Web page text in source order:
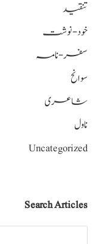
تنقید
خود-نوشت
سفر-نامہ
سوانح
شاعری
ناول
Uncategorized
Search Articles